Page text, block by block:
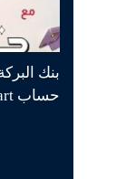
بنك
حساب Start.. التفاصيل